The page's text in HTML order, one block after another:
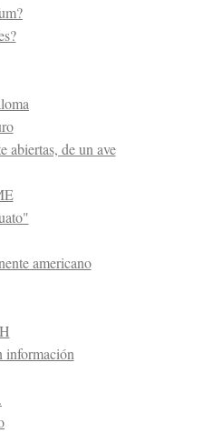
abiertas, de un ave
americano
información